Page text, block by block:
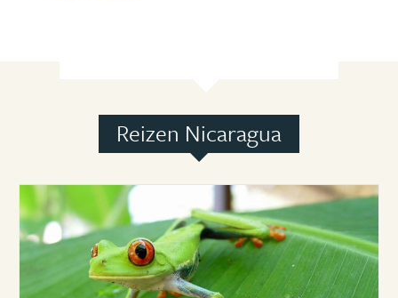
Reizen Nicaragua